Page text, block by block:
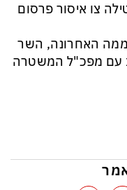
צו איסור פרסום
האחרונה, השר
עם מפכ"ל המשטרה